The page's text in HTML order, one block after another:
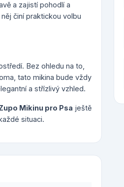
a zajistí pohodlí a
činí praktickou volbu
Bez ohledu na to,
tato mikina bude vždy
a střízlivý vzhled.
Mikinu pro Psa ještě
situaci.